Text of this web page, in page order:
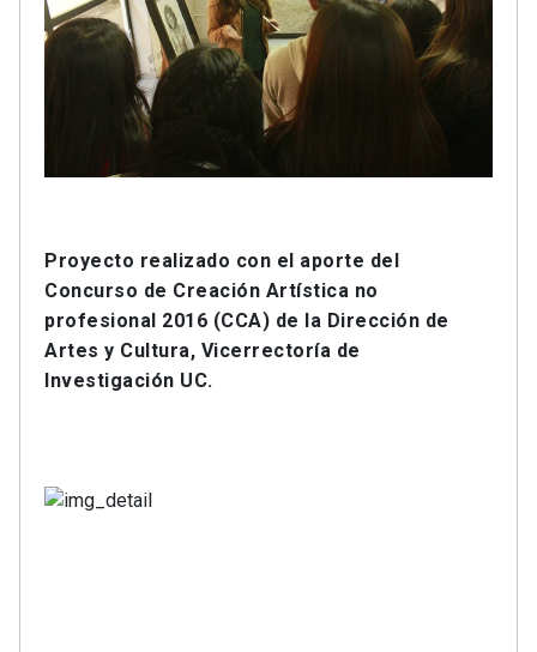
Proyecto realizado con el aporte del
Concurso de Creación Artística no
profesional 2016 (CCA) de la Dirección de
Artes y Cultura, Vicerrectoría de
Investigación UC.